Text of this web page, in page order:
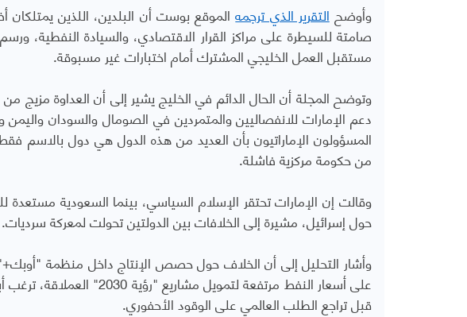
وأوضح التقرير الذي ترجمهالموقع بوست أن البلدين، اللذين
صامتة للسيطرة على مراكز القرار الاقتصادي، والسيادة النفطية،
مستقبل العمل الخليجي المشترك أمام اختبارات غير مسبوقة.
وتوضح المجلة أن الحال الدائم في الخليج يشير إلى أن العداوة
دعم الإمارات للانفصاليين والمتمردين في الصومال والسودان واليمن
المسؤولون الإماراتيون بأن العديد من هذه الدول هي دول بالاسم
من حكومة مركزية فاشلة.
وقالت إن الإمارات تحتقر الإسلام السياسي، بينما السعودية مستعدة
حول إسرائيل، مشيرة إلى الخلافات بين الدولتين تحولت لمعركة سرديات.
وأشار التحليل إلى أن الخلاف حول حصص الإنتاج داخل منظمة
على أسعار النفط مرتفعة
قبل تراجع الطلب العالمي على الوقود الأحفوري.